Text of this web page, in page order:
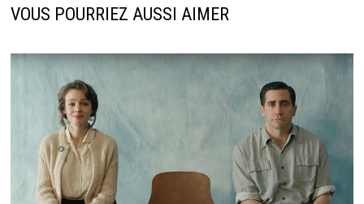
VOUS POURRIEZ AUSSI AIMER